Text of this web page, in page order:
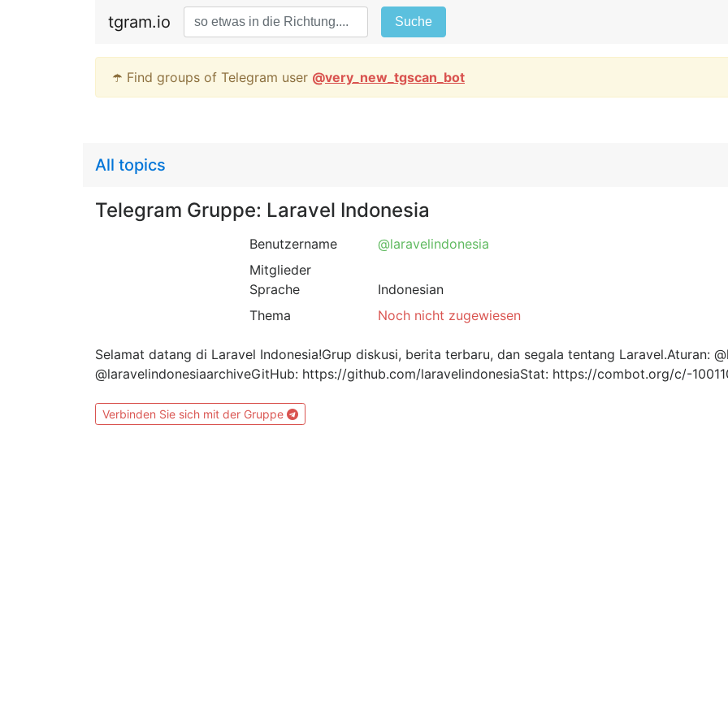
tgram.io Suche
☂️ Find groups of Telegram user @very_new_tgscan_bot
All topics
Telegram Gruppe: Laravel Indonesia
Benutzername
@laravelindonesia
Mitglieder
Sprache
Indonesian
Thema
Noch nicht zugewiesen
Selamat datang di Laravel Indonesia!Grup diskusi, berita terbaru, dan segala tentang Laravel.Aturan:
@laravelindonesiaarchiveGitHub: https://github.com/laravelindonesiaStat: https://combot.org/c/-
Verbinden Sie sich mit der Gruppe